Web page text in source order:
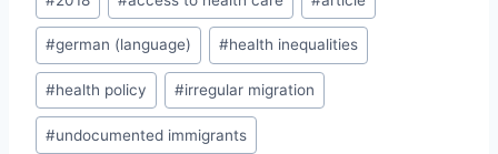
Tags:
#german (language) #health inequalities
#health policy #irregular migration
#undocumented immigrants